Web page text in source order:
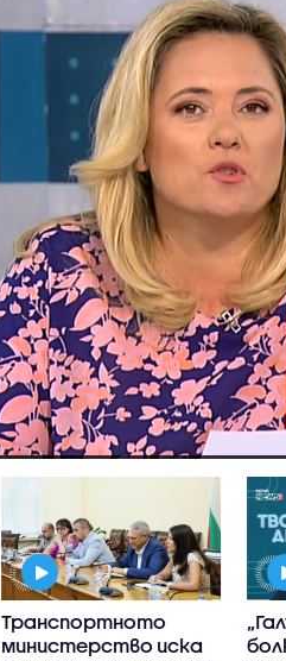
Транспортното
министерство иска